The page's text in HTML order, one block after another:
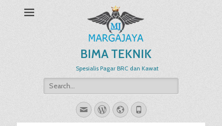
BIMA TEKNIK
Spesialis Pagar BRC dan Kawat
Search
for:
EmailWordPress
WebsitePhone